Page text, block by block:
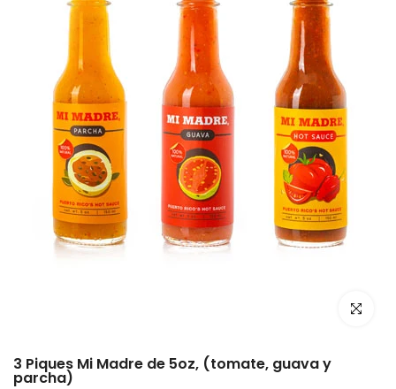
Haz clic
3 Piques Mi Madre de 5oz, (tomate, guava y
parcha)